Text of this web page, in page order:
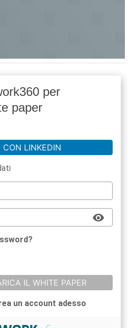
per
paper
CON LINKEDIN
IL WHITE PAPER
un account adesso